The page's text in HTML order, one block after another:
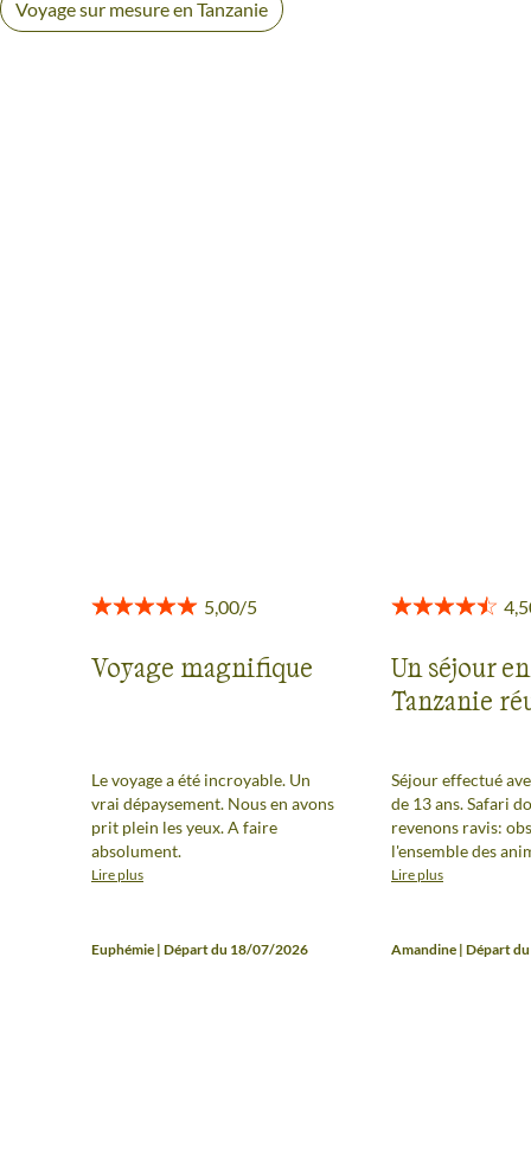
Voyage sur mesure en Tanzanie
Voyage magnifique
Le voyage a été incroyable. Un
vrai dépaysement. Nous en avons
prit plein les yeux. A faire
absolument.
Lire plus
Euphémie | Départ du 18/07/2026
Un séjour en
Tanzanie
Séjour effectué
de 13 ans. Safari
revenons ravis:
l'ensemble des
savane, 3 parcs et
effectuer avec des
Lire plus
Amandine | Départ